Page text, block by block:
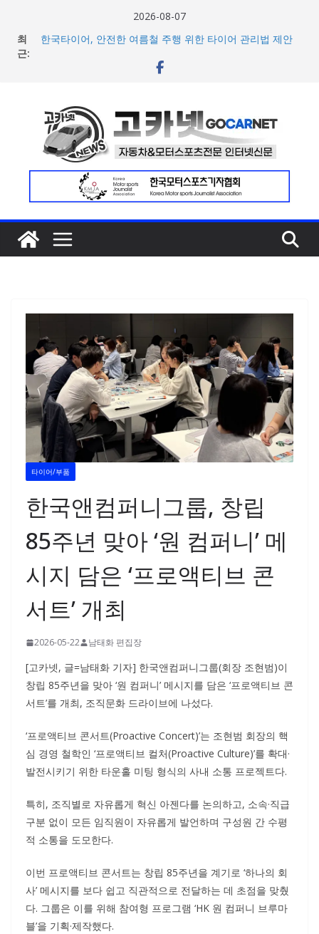
2026-08-07
최
근:
한국타이어, 안전한 여름철 주행 위한 타이어 관리법 제안
현대차, 8세대 완전변경 ‘디 올 뉴 아반떼’ 주요 사양 및 가격
공개… 본격 계약 개시
2026년 7월 국내 수입 승용차 신규 등록 전년 대비 14.3%
증가
타이어/부품
한국앤컴퍼니그룹, 창립
85주년 맞아 ‘원 컴퍼니’ 메
시지 담은 ‘프로액티브 콘
서트’ 개최
2026-05-22 남태화 편집장
[고카넷, 글=남태화 기자] 한국앤컴퍼니그룹(회장 조현범)이
창립 85주년을 맞아 ‘원 컴퍼니’ 메시지를 담은 ‘프로액티브 콘
서트’를 개최, 조직문화 드라이브에 나섰다.
‘프로액티브 콘서트(Proactive Concert)’는 조현범 회장의 핵
심 경영 철학인 ‘프로액티브 컬처(Proactive Culture)’를 확대·
발전시키기 위한 타운홀 미팅 형식의 사내 소통 프로젝트다.
특히, 조직별로 자유롭게 혁신 아젠다를 논의하고, 소속·직급
구분 없이 모든 임직원이 자유롭게 발언하며 구성원 간 수평
적 소통을 도모한다.
이번 프로액티브 콘서트는 창립 85주년을 계기로 ‘하나의 회
사’ 메시지를 보다 쉽고 직관적으로 전달하는 데 초점을 맞췄
다. 그룹은 이를 위해 참여형 프로그램 ‘HK 원 컴퍼니 브루마
블’을 기획·제작했다.